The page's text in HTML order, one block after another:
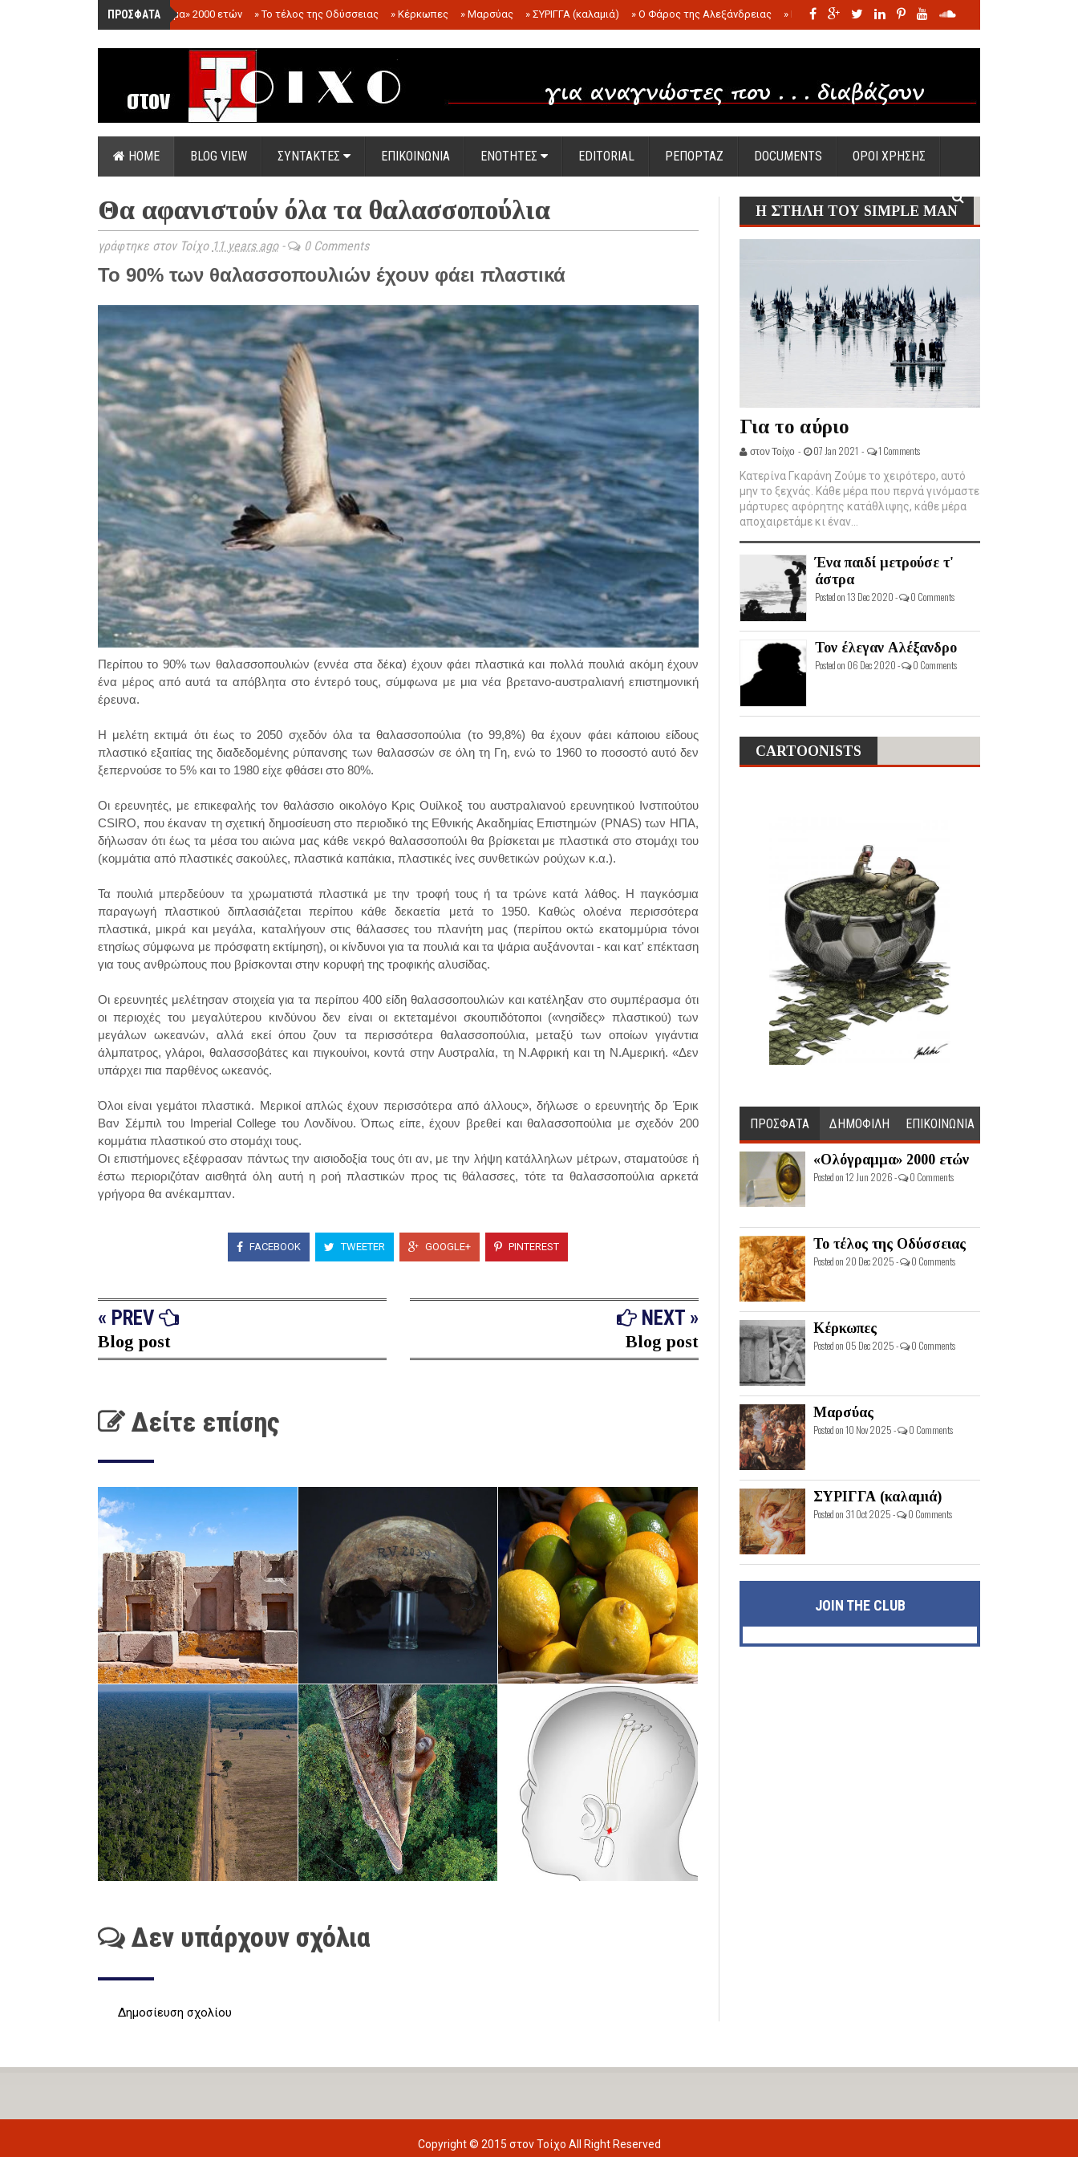
ΠΡΟΣΦΑΤΑ
»«Ολόγραμμα» 2000 ετών »Το τέλος της Οδύσσειας » Κέρκωπες » Μαρσύας » ΣΥΡΙΓΓΑ (καλαμιά) » Ο Φάρος της Αλεξάνδρειας » Η σφαγή των νηπίων της Σάντας
.
HOME BLOG VIEW ΣΥΝΤΑΚΤΕΣ ΕΠΙΚΟΙΝΩΝΙΑ ΕΝΟΤΗΤΕΣ EDITORIAL ΡΕΠΟΡΤΑΖ DOCUMENTS ΟΡΟΙ ΧΡΗΣΗΣ
Θα αφανιστούν όλα τα θαλασσοπούλια
γράφτηκε στον Τοίχο 11 years ago- 0 Comments
Το 90% των θαλασσοπουλιών έχουν φάει πλαστικά
Περίπου το 90% των θαλασσοπουλιών (εννέα στα δέκα) έχουν φάει πλαστικά και πολλά πουλιά ακόμη έχουν
ένα μέρος από αυτά τα απόβλητα στο έντερό τους, σύμφωνα με μια νέα βρετανο-αυστραλιανή επιστημονική
έρευνα.
Η μελέτη εκτιμά ότι έως το 2050 σχεδόν όλα τα θαλασσοπούλια (το 99,8%) θα έχουν φάει κάποιου είδους
πλαστικό εξαιτίας της διαδεδομένης ρύπανσης των θαλασσών σε όλη τη Γη, ενώ το 1960 το ποσοστό αυτό δεν
ξεπερνούσε το 5% και το 1980 είχε φθάσει στο 80%.
Οι ερευνητές, με επικεφαλής τον θαλάσσιο οικολόγο Κρις Ουίλκοξ του αυστραλιανού ερευνητικού Ινστιτούτου
CSIRO, που έκαναν τη σχετική δημοσίευση στο περιοδικό της Εθνικής Ακαδημίας Επιστημών (PNAS) των ΗΠΑ,
δήλωσαν ότι έως τα μέσα του αιώνα μας κάθε νεκρό θαλασσοπούλι θα βρίσκεται με πλαστικά στο στομάχι του
(κομμάτια από πλαστικές σακούλες, πλαστικά καπάκια, πλαστικές ίνες συνθετικών ρούχων κ.α.).
Τα πουλιά μπερδεύουν τα χρωματιστά πλαστικά με την τροφή τους ή τα τρώνε κατά λάθος. Η παγκόσμια
παραγωγή πλαστικού διπλασιάζεται περίπου κάθε δεκαετία μετά το 1950. Καθώς ολοένα περισσότερα
πλαστικά, μικρά και μεγάλα, καταλήγουν στις θάλασσες του πλανήτη μας (περίπου οκτώ εκατομμύρια τόνοι
ετησίως σύμφωνα με πρόσφατη εκτίμηση), οι κίνδυνοι για τα πουλιά και τα ψάρια αυξάνονται - και κατ' επέκταση
για τους ανθρώπους που βρίσκονται στην κορυφή της τροφικής αλυσίδας.
Οι ερευνητές μελέτησαν στοιχεία για τα περίπου 400 είδη θαλασσοπουλιών και κατέληξαν στο συμπέρασμα ότι
οι περιοχές του μεγαλύτερου κινδύνου δεν είναι οι εκτεταμένοι σκουπιδότοποι («νησίδες» πλαστικού) των
μεγάλων ωκεανών, αλλά εκεί όπου ζουν τα περισσότερα θαλασσοπούλια, μεταξύ των οποίων γιγάντια
άλμπατρος, γλάροι, θαλασσοβάτες και πιγκουίνοι, κοντά στην Αυστραλία, τη Ν.Αφρική και τη Ν.Αμερική. «Δεν
υπάρχει πια παρθένος ωκεανός.
Όλοι είναι γεμάτοι πλαστικά. Μερικοί απλώς έχουν περισσότερα από άλλους», δήλωσε ο ερευνητής δρ Έρικ
Βαν Σέμπιλ του Imperial College του Λονδίνου. Όπως είπε, έχουν βρεθεί και θαλασσοπούλια με σχεδόν 200
κομμάτια πλαστικού στο στομάχι τους.
Οι επιστήμονες εξέφρασαν πάντως την αισιοδοξία τους ότι αν, με την λήψη κατάλληλων μέτρων, σταματούσε ή
έστω περιοριζόταν αισθητά όλη αυτή η ροή πλαστικών προς τις θάλασσες, τότε τα θαλασσοπούλια αρκετά
γρήγορα θα ανέκαμπταν.
FACEBOOK TWEETER GOOGLE+ PINTEREST
« PREV
Blog post
NEXT »
Blog post
Δείτε επίσης
Δεν υπάρχουν σχόλια
Δημοσίευση σχολίου
Η ΣΤΗΛΗ ΤΟΥ SIMPLE MAN
Για το αύριο
στον Τοίχο - 07 Jan 2021 - 1 Comments
Κατερίνα Γκαράνη Ζούμε το χειρότερο, αυτό
μην το ξεχνάς. Κάθε μέρα που περνά γινόμαστε
μάρτυρες αφόρητης κατάθλιψης, κάθε μέρα
αποχαιρετάμε κι έναν...
Ένα παιδί μετρούσε τ'
άστρα
Posted on 13 Dec 2020 - 0 Comments
Τον έλεγαν Αλέξανδρο
Posted on 06 Dec 2020 - 0 Comments
CARTOONISTS
ΠΡΟΣΦΑΤΑ ΔΗΜΟΦΙΛΗ ΕΠΙΚΟΙΝΩΝΙΑ
«Ολόγραμμα» 2000 ετών
Posted on 12 Jun 2026 - 0 Comments
Το τέλος της Οδύσσειας
Posted on 20 Dec 2025 - 0 Comments
Κέρκωπες
Posted on 05 Dec 2025 - 0 Comments
Μαρσύας
Posted on 10 Nov 2025 - 0 Comments
ΣΥΡΙΓΓΑ (καλαμιά)
Posted on 31 Oct 2025 - 0 Comments
JOIN THE CLUB
Copyright © 2015 στον Τοίχο All Right Reserved